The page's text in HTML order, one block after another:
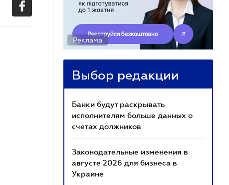
Реклама
Выбор редакции
Банки будут раскрывать
исполнителям больше данных о
счетах должников
Законодательные изменения в
августе 2026 для бизнеса в
Украине